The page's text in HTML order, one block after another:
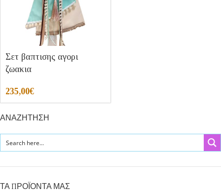
Σετ βαπτισης αγορι
ζωακια
235,00€
ΑΝΑΖΗΤΗΣΗ
ΤΑ ΠΡΟΪΟΝΤΑ ΜΑΣ